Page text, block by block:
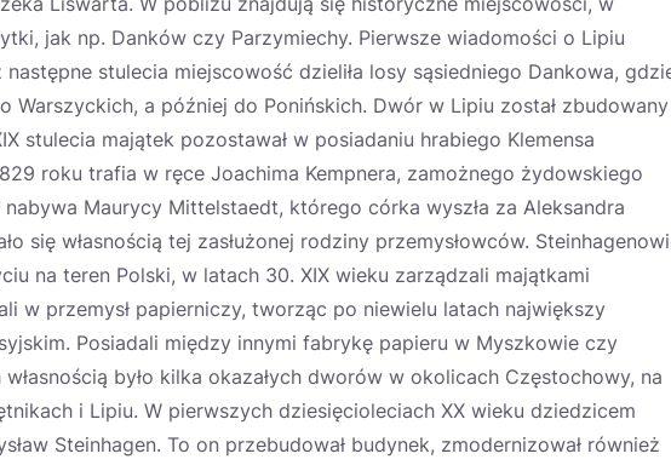
jak np. Danków czy Parzymiechy. Pierwsze wiadomości o Lipiu
stulecia miejscowość dzieliła losy sąsiedniego Dankowa,
Warszyckich, a później do Ponińskich. Dwór w Lipiu został zbudowany
stulecia majątek pozostawał w posiadaniu hrabiego Klemensa
roku trafia w ręce Joachima Kempnera, zamożnego żydowskiego
Maurycy Mittelstaedt, którego córka wyszła za Aleksandra
się własnością tej zasłużonej rodziny przemysłowców.
na teren Polski, w latach 30. XIX wieku zarządzali majątkami
w przemysł papierniczy, tworząc po niewielu latach największy
Posiadali między innymi fabrykę papieru w Myszkowie czy
było kilka okazałych dworów w okolicach Częstochowy, na
i Lipiu. W pierwszych dziesięcioleciach XX wieku dziedzicem
Steinhagen. To on przebudował budynek, zmodernizował również